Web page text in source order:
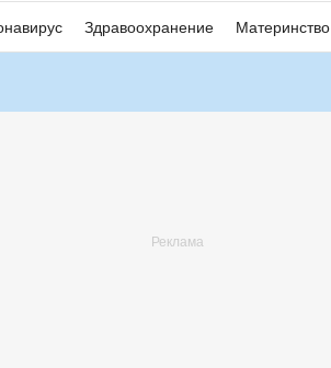
Здравоохранение Материнство